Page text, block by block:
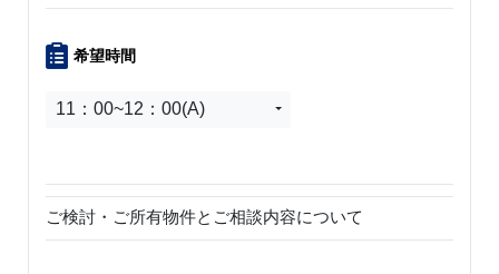
希望時間
11：00~12：00(A)
ご検討・ご所有物件とご相談内容について